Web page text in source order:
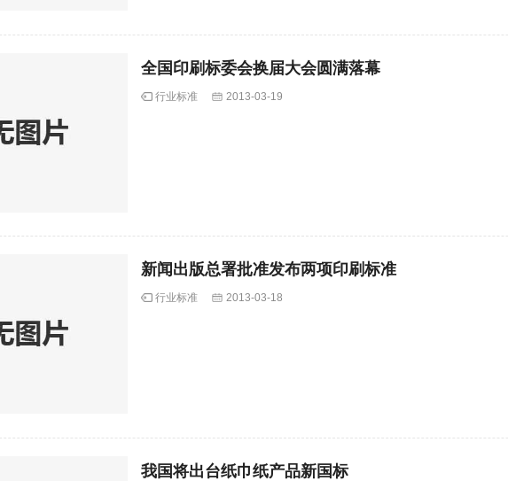
全国印刷标委会换届大会圆满落幕
行业标准 2013-03-19
新闻出版总署批准发布两项印刷标准
行业标准 2013-03-18
我国将出台纸巾纸产品新国标